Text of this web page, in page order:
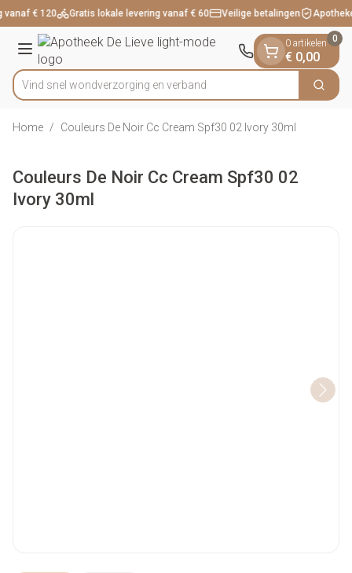
Ga naar de inhoud
1 van 1
vanaf € 120 Gratis lokale levering vanaf € 60 Veilige betalingen
Menu
Product, merk, categorie...
Vind snel wondverzorging en verband Zoek
0 artikelen
€ 0,00
0
Home / Couleurs De Noir Cc Cream Spf30 02 Ivory 30ml
Couleurs De Noir Cc Cream Spf30 02
Ivory 30ml